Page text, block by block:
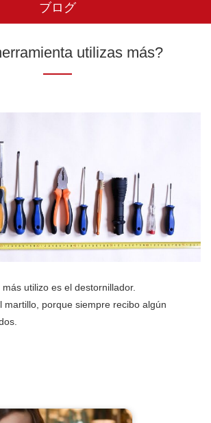
ブログ
utilizas más?
utilizo es el destornillador.
martillo, porque siempre recibo algún